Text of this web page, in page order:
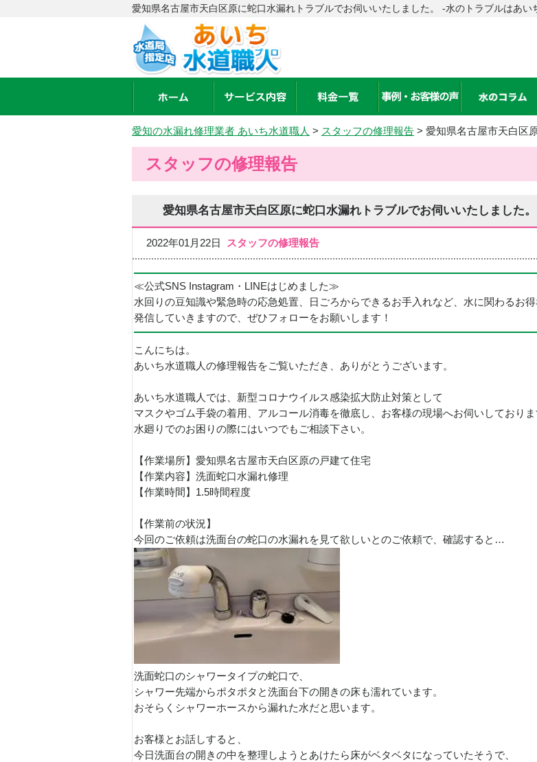
愛知県名古屋市天白区原に蛇口水漏れトラブルでお伺いいたしました。 -水のトラブルはあい
愛知の水漏れ修理業者 あいち水道職人 > スタッフの修理報告 > 愛知県名古屋市天白区
スタッフの修理報告
愛知県名古屋市天白区原に蛇口水漏れトラブルでお伺いいたしました。
2022年01月22日 スタッフの修理報告
≪公式SNS Instagram・LINEはじめました≫
水回りの豆知識や緊急時の応急処置、日ごろからできるお手入れなど、水に関わるお
発信していきますので、ぜひフォローをお願いします！
こんにちは。
あいち水道職人の修理報告をご覧いただき、ありがとうございます。
あいち水道職人では、新型コロナウイルス感染拡大防止対策として
マスクやゴム手袋の着用、アルコール消毒を徹底し、お客様の現場へお伺いしておりま
水廻りでのお困りの際にはいつでもご相談下さい。
【作業場所】愛知県名古屋市天白区原の戸建て住宅
【作業内容】洗面蛇口水漏れ修理
【作業時間】1.5時間程度
【作業前の状況】
今回のご依頼は洗面台の蛇口の水漏れを見て欲しいとのご依頼で、確認すると…
洗面蛇口のシャワータイプの蛇口で、
シャワー先端からポタポタと洗面台下の開きの床も濡れています。
おそらくシャワーホースから漏れた水だと思います。
お客様とお話しすると、
今日洗面台の開きの中を整理しようとあけたら床がベタベタになっていたそうで、